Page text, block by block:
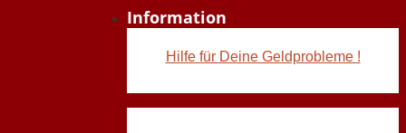
Information
Hilfe für Deine Geldprobleme !